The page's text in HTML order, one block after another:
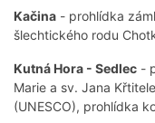
Kačina - prohlídka
šlechtického rodu
Kutná Hora - Sedlec -
Marie a sv. Jana
(UNESCO), prohlídka